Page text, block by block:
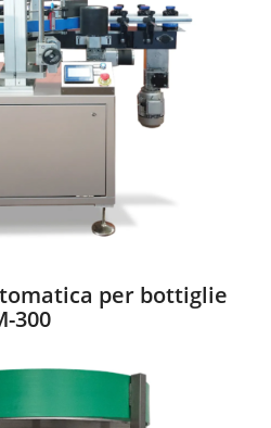
per bottiglie
300